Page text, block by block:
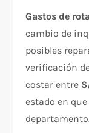
Gastos de
cambio de
posibles
verificación
costar entre
estado en